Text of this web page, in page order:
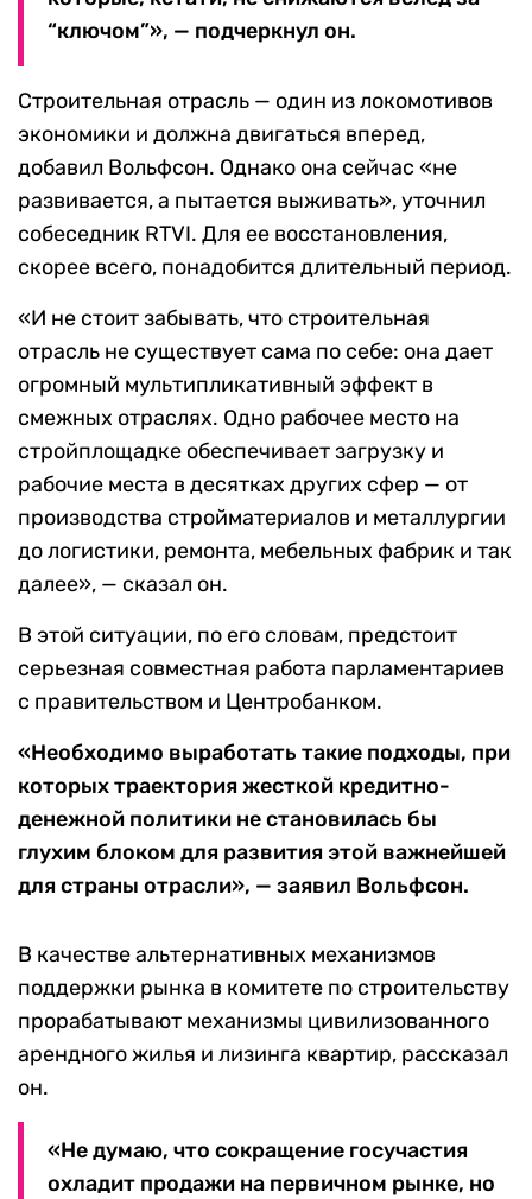
“ключом”», — подчеркнул он.
Строительная отрасль — один из локомотивов
экономики и должна двигаться вперед,
добавил Вольфсон. Однако она сейчас «не
развивается, а пытается выживать», уточнил
собеседник RTVI. Для ее восстановления,
скорее всего, понадобится длительный период.
«И не стоит забывать, что строительная
отрасль не существует сама по себе: она дает
огромный мультипликативный эффект в
смежных отраслях. Одно рабочее место на
стройплощадке обеспечивает загрузку и
рабочие места в десятках других сфер — от
производства стройматериалов и металлургии
до логистики, ремонта, мебельных фабрик и так
далее», — сказал он.
В этой ситуации, по его словам, предстоит
серьезная совместная работа парламентариев
с правительством и Центробанком.
«Необходимо выработать такие подходы, при
которых траектория жесткой кредитно-
денежной политики не становилась бы
глухим блоком для развития этой важнейшей
для страны отрасли», — заявил Вольфсон.
В качестве альтернативных механизмов
поддержки рынка в комитете по строительству
прорабатывают механизмы цивилизованного
арендного жилья и лизинга квартир, рассказал
он.
«Не думаю, что сокращение госучастия
охладит продажи на первичном рынке, но